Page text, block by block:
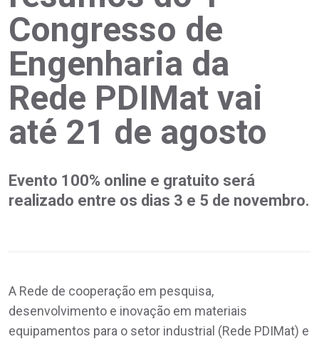
Congresso de
Engenharia da
Rede PDIMat vai
até 21 de agosto
Evento 100% online e gratuito será
realizado entre os dias 3 e 5 de novembro.
A Rede de cooperação em pesquisa,
desenvolvimento e inovação em materiais
equipamentos para o setor industrial (Rede PDIMat) e